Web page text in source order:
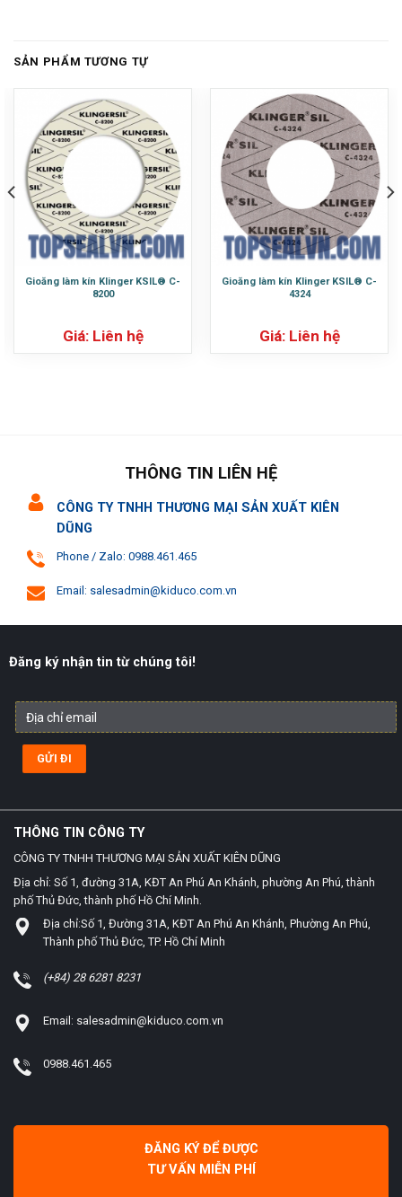
SẢN PHẨM TƯƠNG TỰ
Gioăng làm kín Klinger KSIL® C-
8200
Giá: Liên hệ
Gioăng làm kín Klinger KSIL® C-
4324
Giá: Liên hệ
THÔNG TIN LIÊN HỆ
CÔNG TY TNHH THƯƠNG MẠI SẢN XUẤT KIÊN
DŨNG
Phone / Zalo: 0988.461.465
Email: salesadmin@kiduco.com.vn
Đăng ký nhận tin từ chúng tôi!
THÔNG TIN CÔNG TY
CÔNG TY TNHH THƯƠNG MẠI SẢN XUẤT KIÊN DŨNG
Địa chỉ: Số 1, đường 31A, KĐT An Phú An Khánh, phường An Phú, thành
phố Thủ Đức, thành phố Hồ Chí Minh.
Địa chỉ:Số 1, Đường 31A, KĐT An Phú An Khánh, Phường An Phú,
Thành phố Thủ Đức, TP. Hồ Chí Minh
(+84) 28 6281 8231
Email: salesadmin@kiduco.com.vn
0988.461.465
ĐĂNG KÝ ĐỂ ĐƯỢC
TƯ VẤN MIỄN PHÍ